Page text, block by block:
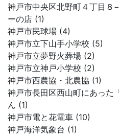
神戸市中央区北野町４丁目８
ーの店 (1)
神戸市民球場 (4)
神戸市立下山手小学校 (5)
神戸市立夢野火葬場 (2)
神戸市立神戸小学校 (2)
神戸市西農協・北農協 (1)
神戸市長田区西山町にあった
ん (1)
神戸市電と花電車 (10)
神戸海洋気象台 (1)